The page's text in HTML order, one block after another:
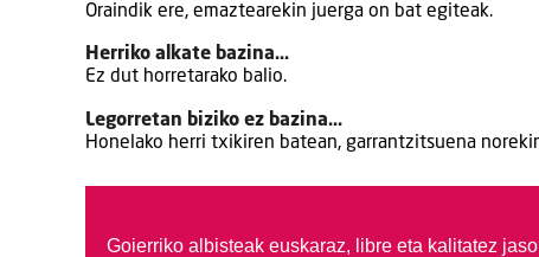
Oraindik ere, emaztearekin juerga on bat egiteak.
Herriko alkate bazina…
Ez dut horretarako balio.
Legorretan biziko ez bazina…
Honelako herri txikiren batean, garrantzitsuena
Goierriko albisteak euskaraz, libre eta kalitatez